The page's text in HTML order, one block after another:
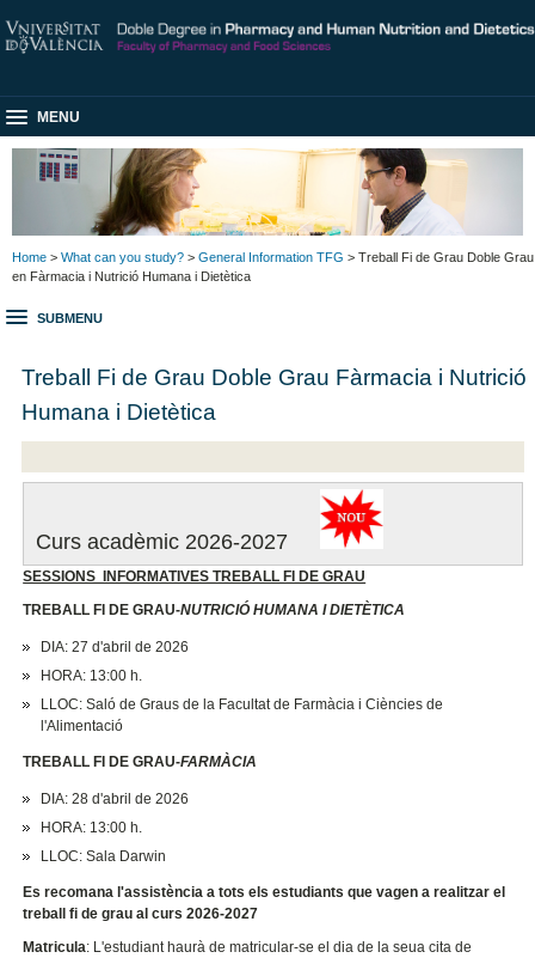
MENU
Home > What can you study? > General Information TFG > Treball Fi de Grau Doble Grau
en Fàrmacia i Nutrició Humana i Dietètica
SUBMENU
Treball Fi de Grau Doble Grau Fàrmacia i Nutrició
Humana i Dietètica
Curs acadèmic 2026-2027
SESSIONS INFORMATIVES TREBALL FI DE GRAU
TREBALL FI DE GRAU-NUTRICIÓ HUMANA I DIETÈTICA
DIA: 27 d'abril de 2026
HORA: 13:00 h.
LLOC: Saló de Graus de la Facultat de Farmàcia i Ciències de
l'Alimentació
TREBALL FI DE GRAU-FARMÀCIA
DIA: 28 d'abril de 2026
HORA: 13:00 h.
LLOC: Sala Darwin
Es recomana l'assistència a tots els estudiants que vagen a realitzar el
treball fi de grau al curs 2026-2027
Matricula: L'estudiant haurà de matricular-se el dia de la seua cita de